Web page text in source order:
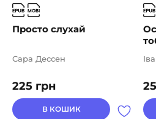
Просто слухай
225 грн
Сара Дессен
В КОШИК